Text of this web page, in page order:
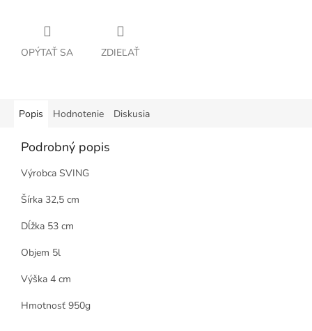
OPÝTAŤ SA ZDIEĽAŤ
Popis Hodnotenie Diskusia
Podrobný popis
Výrobca SVING
Šírka 32,5 cm
Dĺžka 53 cm
Objem 5l
Výška 4 cm
Hmotnosť 950g